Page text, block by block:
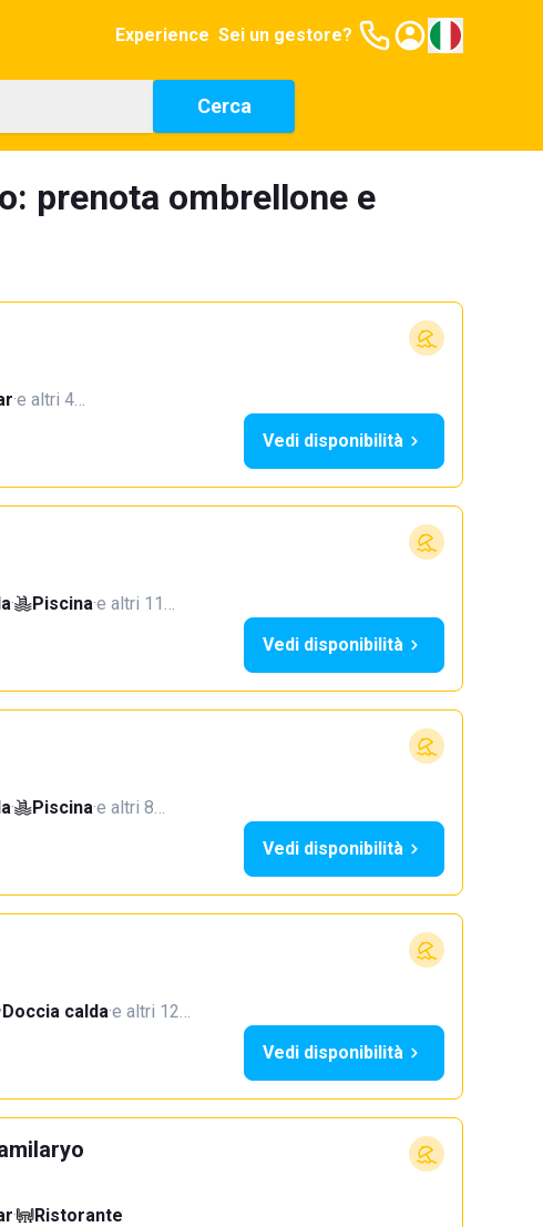
Experience Sei un gestore?
Cerca
prenota ombrellone e
·e altri 4…
Vedi disponibilità
· Piscina·e altri 11…
Vedi disponibilità
· Piscina·e altri 8…
Vedi disponibilità
Doccia calda·e altri 12…
Vedi disponibilità
·
Ristorante